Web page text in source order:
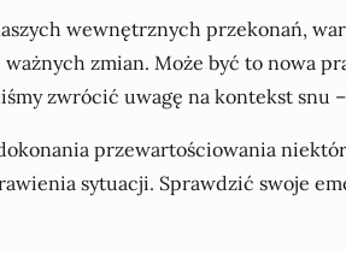
wewnętrznych przekonań,
zmian. Może być to nowa
zwrócić uwagę na kontekst
przewartościowania
sytuacji. Sprawdzić swoje